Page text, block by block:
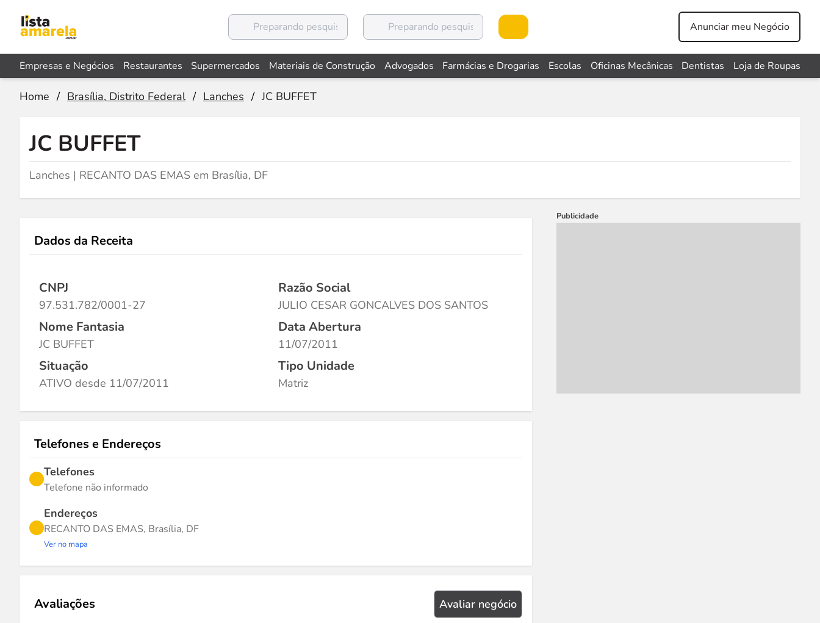
Anunciar meu Negócio
Empresas e Negócios Restaurantes Supermercados Materiais de Construção Advogados Farmácias e Drogarias Escolas Oficinas Mecânicas Dentistas Loja de Roupas
Home / Brasília, Distrito Federal / Lanches / JC BUFFET
JC BUFFET
Lanches | RECANTO DAS EMAS em Brasília, DF
Dados da Receita
CNPJ
97.531.782/0001-27
Razão Social
JULIO CESAR GONCALVES DOS SANTOS
Nome Fantasia
JC BUFFET
Data Abertura
11/07/2011
Situação
ATIVO desde 11/07/2011
Tipo Unidade
Matriz
Telefones e Endereços
Telefones
Telefone não informado
Endereços
RECANTO DAS EMAS, Brasília, DF
Ver no mapa
Avaliações Avaliar negócio
Publicidade